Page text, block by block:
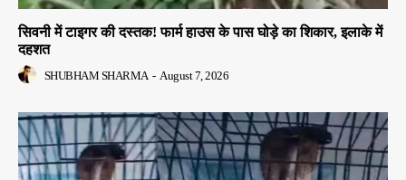
सिवनी में टाइगर की दस्तक! फार्म हाउस के पास घोड़े का शिकार, इलाके में
दहशत
SHUBHAM SHARMA - August 7, 2026